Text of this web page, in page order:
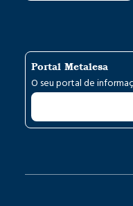
Portal Metalesa
O seu portal de